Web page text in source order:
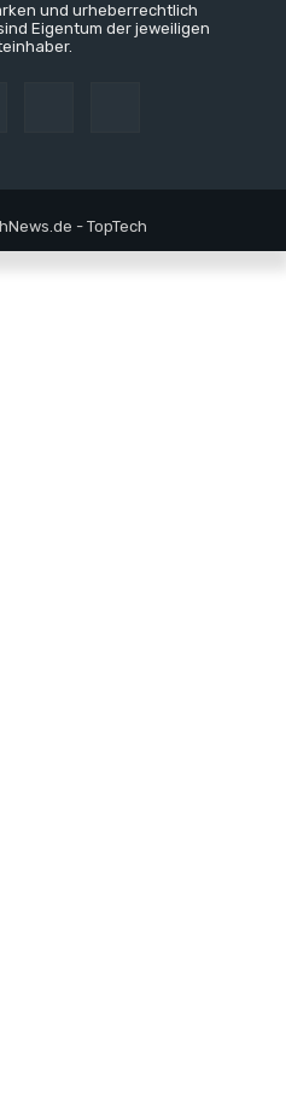
und urheberrechtlich
Eigentum der jeweiligen
- TopTech